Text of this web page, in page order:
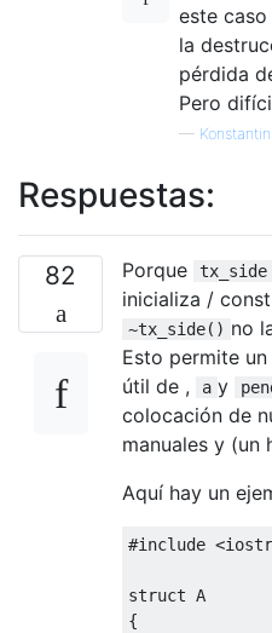
este
la
pérdida
Pero
—
Respuestas:
82 Porque tx_side
inicializa /
~tx_side() no
Esto permite
útil de ,
a y
colocación de
manuales y (un
Aquí hay un
#include
struct
{